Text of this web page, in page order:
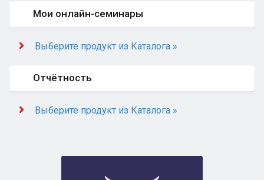
Мои онлайн-семинары
Выберите продукт из Каталога »
Отчётность
Выберите продукт из Каталога »